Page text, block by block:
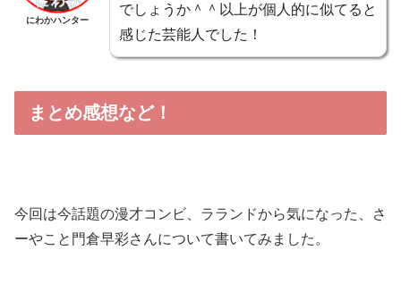
にわかハンター
でしょうか＾＾以上が個人的に似てると
感じた芸能人でした！
まとめ感想など！
今回は今話題の漫才コンビ、ラランドから気になった、さ
ーやこと門倉早彩さんについて書いてみました。